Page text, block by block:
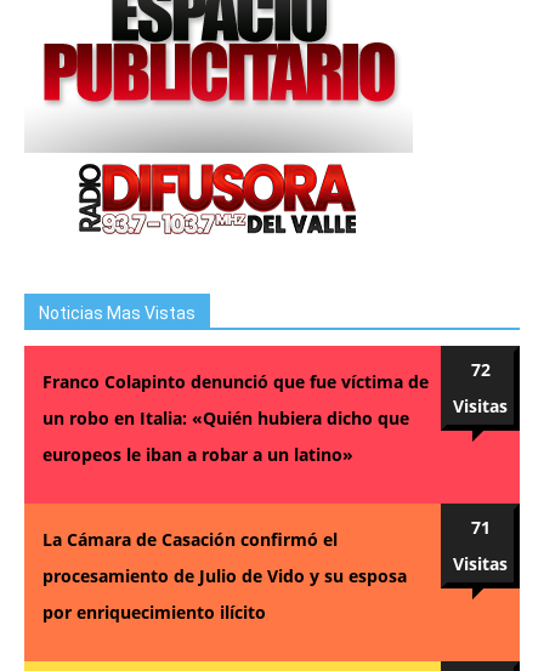
Noticias Mas Vistas
Franco Colapinto denunció que fue víctima de
un robo en Italia: «Quién hubiera dicho que
europeos le iban a robar a un latino»
72
Visitas
La Cámara de Casación confirmó el
procesamiento de Julio de Vido y su esposa
por enriquecimiento ilícito
71
Visitas